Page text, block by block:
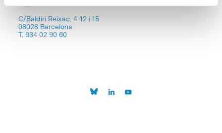
C/Baldiri Reixac, 4-12 i 15
08028 Barcelona
T. 934 02 90 60